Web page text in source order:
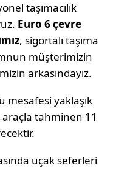
taşımacılık
Euro 6 çevre
, sigortalı taşıma
müşterimizin
arkasındayız.
mesafesi yaklaşık
araçla tahminen 11
uçak seferleri